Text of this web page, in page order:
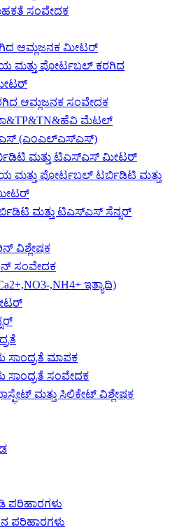
ಸಂವೇದಕ
ಆಮ್ಲಜನಕ ಮೀಟರ್
ಮತ್ತು ಪೋರ್ಟಬಲ್ ಕರಗಿದ
ಆಮ್ಲಜನಕ ಸಂವೇದಕ
ಮೆಟಲ್
(ಎಂಎಲ್ಎಸ್ಎಸ್)
ಮತ್ತು ಟಿಎಸ್ಎಸ್ ಮೀಟರ್
ಮತ್ತು ಪೋರ್ಟಬಲ್ ಟರ್ಬಿಡಿಟಿ ಮತ್ತು
ಮತ್ತು ಟಿಎಸ್ಎಸ್ ಸೆನ್ಸರ್
ವಿಶ್ಲೇಷಕ
ಸಂವೇದಕ
,NH4+ ಇತ್ಯಾದಿ)
ಸಾಂದ್ರತೆ ಮಾಪಕ
ಸಾಂದ್ರತೆ ಸಂವೇದಕ
ಮತ್ತು ಸಿಲಿಕೇಟ್ ವಿಶ್ಲೇಷಕ
ಪರಿಹಾರಗಳು
ಪರಿಹಾರಗಳು